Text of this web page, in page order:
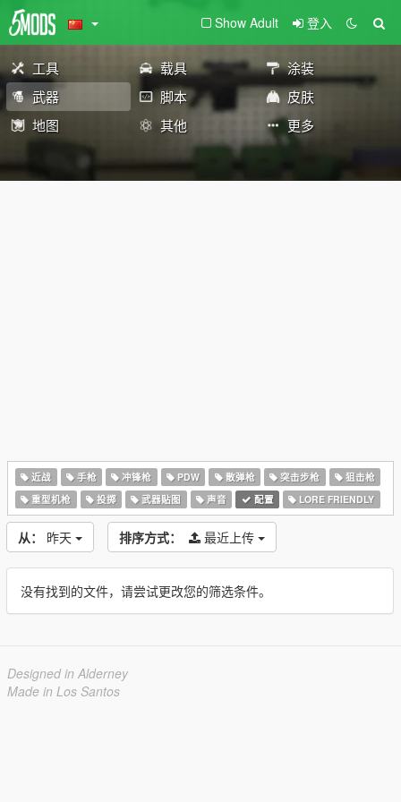
Show Adult 登入
工具 载具
涂装
武器
脚本
皮肤
地图
其他 更多
近战 手枪 冲锋枪 PDW 散弹枪 突击步枪
狙击枪
重型机枪
投掷 武器贴图 声音 配置 LORE FRIENDLY
从： 昨天 排序方式： 最近上传
没有找到的文件，请尝试更改您的筛选条件。
Designed in Alderney
Made in Los Santos